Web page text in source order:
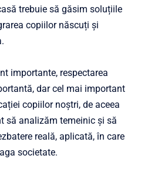
trebuie să găsim soluțiile
copiilor născuți și
importante, respectarea
dar cel mai important
copiilor noștri, de aceea
să analizăm temeinic și să
reală, aplicată, în care
societate.